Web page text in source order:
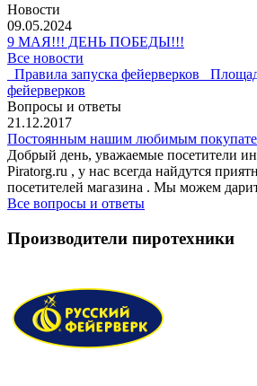
Новости
09.05.2024
9 МАЯ!!! ДЕНЬ ПОБЕДЫ!!!
Все новости
Правила запуска фейерверков
фейерверков
Вопросы и ответы
21.12.2017
Постоянным нашим любимым
Добрый день, уважаемые посетители
Piratorg.ru , у нас всегда найдутся
посетителей магазина . Мы можем
Все вопросы и ответы
Производители пиротехники